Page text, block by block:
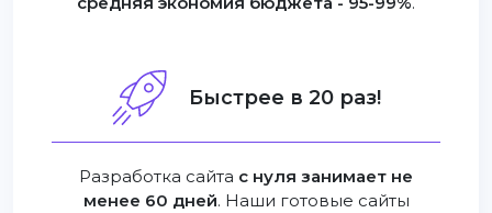
Быстрее в 20 раз!
Разработка сайта с нуля занимает не
менее 60 дней. Наши готовые сайты